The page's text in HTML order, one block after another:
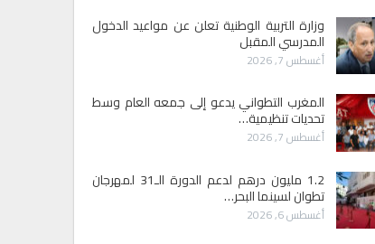
وزارة التربية الوطنية تعلن عن مواعيد الدخول
المدرسي المقبل
أغسطس 7, 2026
المغرب التطواني يدعو إلى جمعه العام وسط
تحديات تنظيمية…
أغسطس 7, 2026
1.2 مليون درهم لدعم الدورة الـ31 لمهرجان
تطوان لسينما البحر…
أغسطس 6, 2026